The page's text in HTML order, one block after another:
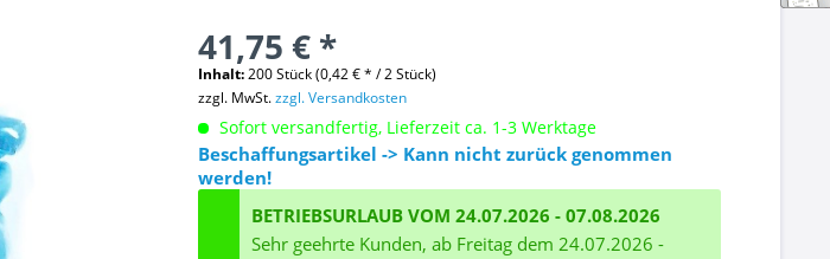
41,75 € *
Inhalt:200 Stück (0,42 € * / 2 Stück)
zzgl. MwSt.zzgl. Versandkosten
Sofort versandfertig, Lieferzeit ca. 1-3 Werktage
Beschaffungsartikel -> Kann nicht zurück genommen
werden!
BETRIEBSURLAUB VOM 24.07.2026 - 07.08.2026
Sehr geehrte Kunden, ab Freitag dem 24.07.2026 -